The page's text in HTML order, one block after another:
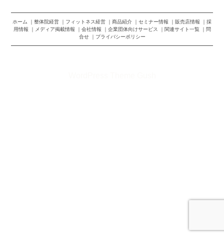
ホーム 整体院経営 フィットネス経営 商品紹介 セミナー情報 販売店情報
採
用情報
メディア掲載情報 会社情報 企業団体向けサービス 関連サイト一覧
問
合せ
プライバシーポリシー